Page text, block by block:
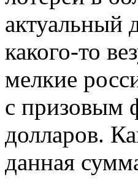
актуальный
какого-то
мелкие
с призовым
долларов.
данная